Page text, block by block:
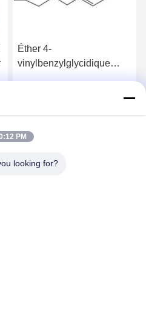
Éther 4-
vinylbenzylglycidique
PM
looking for?